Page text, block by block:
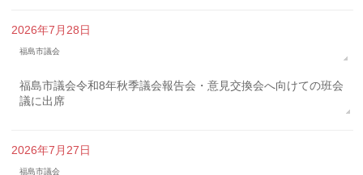
2026年7月28日
福島市議会
福島市議会令和8年秋季議会報告会・意見交換会へ向けての班会
議に出席
2026年7月27日
福島市議会